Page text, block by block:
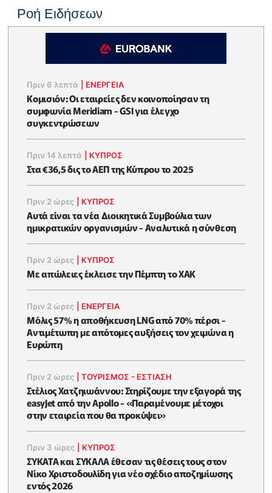
Ροή Ειδήσεων
Πριν 6 λεπτά ΕΝΈΡΓΕΙΑ
Κομισιόν: Οι εταιρείες δεν κοινοποίησαν τη
συμφωνία Meridiam - GSI για έλεγχο
συγκεντρώσεων
Πριν 14 λεπτά ΚΥΠΡΟΣ
Στα €36,5 δις το ΑΕΠ της Κύπρου το 2025
Πριν 2 ώρες ΚΥΠΡΟΣ
Αυτά είναι τα νέα Διοικητικά Συμβούλια των
ημικρατικών οργανισμών - Αναλυτικά η σύνθεση
Πριν 2 ώρες ΚΥΠΡΟΣ
Με απώλειες έκλεισε την Πέμπτη το ΧΑΚ
Πριν 2 ώρες ΕΝΈΡΓΕΙΑ
Μόλις 57% η αποθήκευση LNG από 70% πέρσι -
Αντιμέτωπη με απότομες αυξήσεις τον χειμώνα η
Ευρώπη
Πριν 2 ώρες |ΤΟΥΡΙΣΜΟΣ - ΕΣΤΙΑΣΗ
Στέλιος Χατζηιωάννου: Στηρίζουμε την εξαγορά της
easyJet από την Apollo - «Παραμένουμε μέτοχοι
στην εταιρεία που θα προκύψει»
Πριν 3 ώρες ΚΥΠΡΟΣ
ΣΥΚΑΤΑ και ΣΥΚΑΛΑ έθεσαν τις θέσεις τους στον
Νίκο Χριστοδουλίδη για νέο σχέδιο αποζημίωσης
εντός 2026